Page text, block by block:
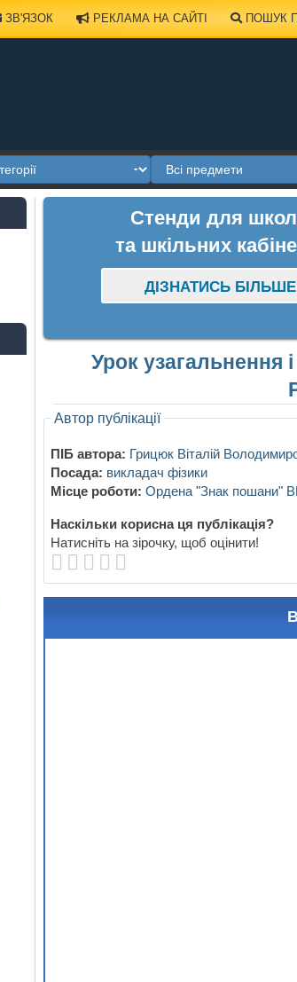
ЗВ'ЯЗОК РЕКЛАМА НА САЙТІ ПОШУК
Стенди для
та шкільних
ДІЗНАТИСЬ БІЛЬШЕ
Урок узагальнення
Автор публікації
ПІБ автора: Грицюк Віталій
Посада: викладач фізики
Місце роботи: Ордена "Знак пошани"
Наскільки корисна ця публікація?
Натисніть на зірочку, щоб оцінити!